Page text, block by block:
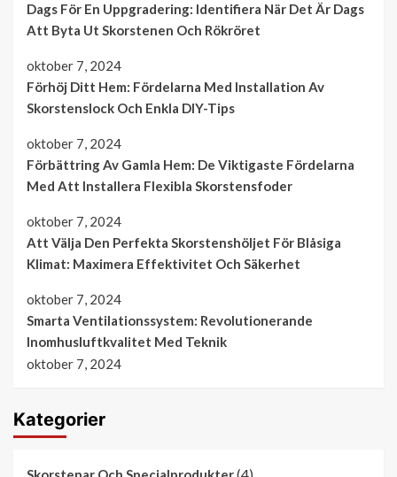
Dags För En Uppgradering: Identifiera När Det Är Dags
Att Byta Ut Skorstenen Och Rökröret
oktober 7, 2024
Förhöj Ditt Hem: Fördelarna Med Installation Av
Skorstenslock Och Enkla DIY-Tips
oktober 7, 2024
Förbättring Av Gamla Hem: De Viktigaste Fördelarna
Med Att Installera Flexibla Skorstensfoder
oktober 7, 2024
Att Välja Den Perfekta Skorstenshöljet För Blåsiga
Klimat: Maximera Effektivitet Och Säkerhet
oktober 7, 2024
Smarta Ventilationssystem: Revolutionerande
Inomhusluftkvalitet Med Teknik
oktober 7, 2024
Kategorier